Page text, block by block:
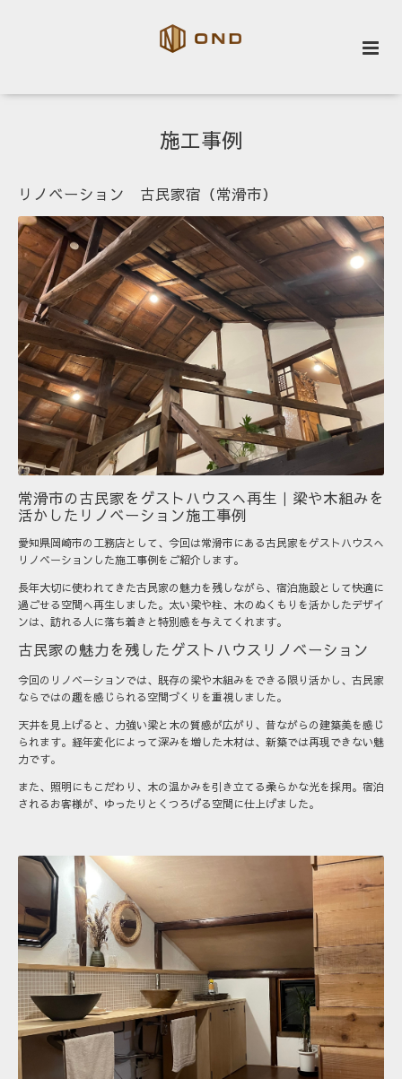
施工事例
リノベーション 古民家宿（常滑市）
常滑市の古民家をゲストハウスへ再生｜梁や木組みを
活かしたリノベーション施工事例
愛知県岡崎市の工務店として、今回は常滑市にある古民家をゲストハウスへ
リノベーションした施工事例をご紹介します。
長年大切に使われてきた古民家の魅力を残しながら、宿泊施設として快適に
過ごせる空間へ再生しました。太い梁や柱、木のぬくもりを活かしたデザイ
ンは、訪れる人に落ち着きと特別感を与えてくれます。
古民家の魅力を残したゲストハウスリノベーション
今回のリノベーションでは、既存の梁や木組みをできる限り活かし、古民家
ならではの趣を感じられる空間づくりを重視しました。
天井を見上げると、力強い梁と木の質感が広がり、昔ながらの建築美を感じ
られます。経年変化によって深みを増した木材は、新築では再現できない魅
力です。
また、照明にもこだわり、木の温かみを引き立てる柔らかな光を採用。宿泊
されるお客様が、ゆったりとくつろげる空間に仕上げました。